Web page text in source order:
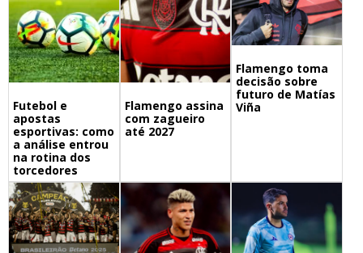
Futebol e
apostas
esportivas: como
a análise entrou
na rotina dos
torcedores
Flamengo assina
com zagueiro
até 2027
Flamengo toma
decisão sobre
futuro de Matías
Viña